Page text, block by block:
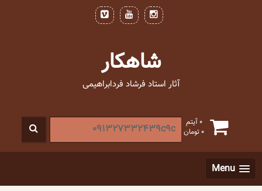
شاهکار
آثار استاد فرشاد فردابراهیمی
0 آیتم
0تومان
جستجو
برای
Menu